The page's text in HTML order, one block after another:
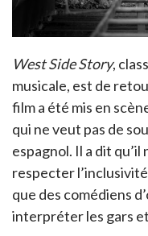
West Side Story,
musicale, est de
film a été mis en
qui ne veut pas de
espagnol. Il a dit
respecter
que des comédiens
interpréter les gars et